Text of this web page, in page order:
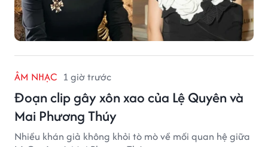
ÂM NHẠC 1 giờ trước
Đoạn clip gây xôn xao của Lệ Quyên và
Mai Phương Thúy
Nhiều khán giả không khỏi tò mò về mối quan hệ giữa